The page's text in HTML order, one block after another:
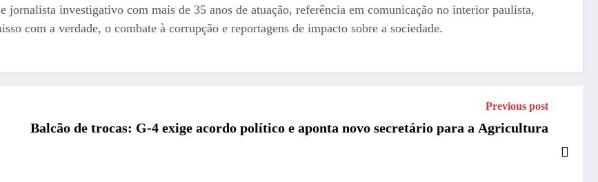
jornalista investigativo com mais de 35 anos de atuação, referência em comunicação no interior paulista,
com a verdade, o combate à corrupção e reportagens de impacto sobre a sociedade.
Previous post
Balcão de trocas: G-4 exige acordo político e aponta novo secretário para a Agricultura